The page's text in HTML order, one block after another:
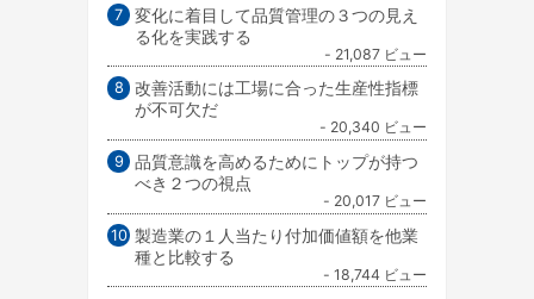
変化に着目して品質管理の３つの見え
る化を実践する
- 21,087 ビュー
改善活動には工場に合った生産性指標
が不可欠だ
- 20,340 ビュー
品質意識を高めるためにトップが持つ
べき２つの視点
- 20,017 ビュー
製造業の１人当たり付加価値額を他業
種と比較する
- 18,744 ビュー